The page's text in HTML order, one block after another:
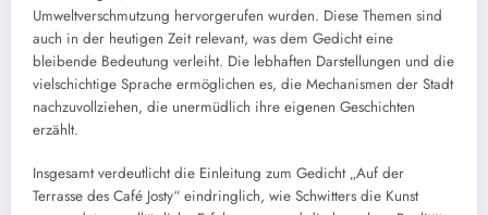
Umweltverschmutzung hervorgerufen wurden. Diese Themen sind
auch in der heutigen Zeit relevant, was dem Gedicht eine
bleibende Bedeutung verleiht. Die lebhaften Darstellungen und die
vielschichtige Sprache ermöglichen es, die Mechanismen der Stadt
nachzuvollziehen, die unermüdlich ihre eigenen Geschichten
erzählt.
Insgesamt verdeutlicht die Einleitung zum Gedicht „Auf der
Terrasse des Café Josty“ eindringlich, wie Schwitters die Kunst